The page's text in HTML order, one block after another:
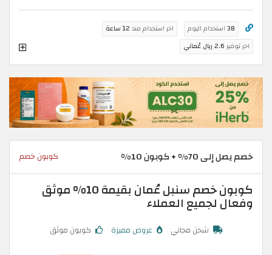
38 استخدام اليوم اخر استخدام منذ 12 ساعة
اخر توفير 2.6 ريال عُماني
خصم يصل إلى 70% + كوبون 10% كوبون خصم
كوبون خصم سنبل عُمان بقيمة 10% موثق
وفعال لجميع العملاء
شحن مجاني عروض مميزة كوبون موثق